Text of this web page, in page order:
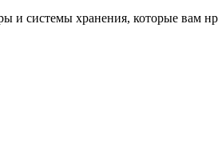
системы хранения, которые вам